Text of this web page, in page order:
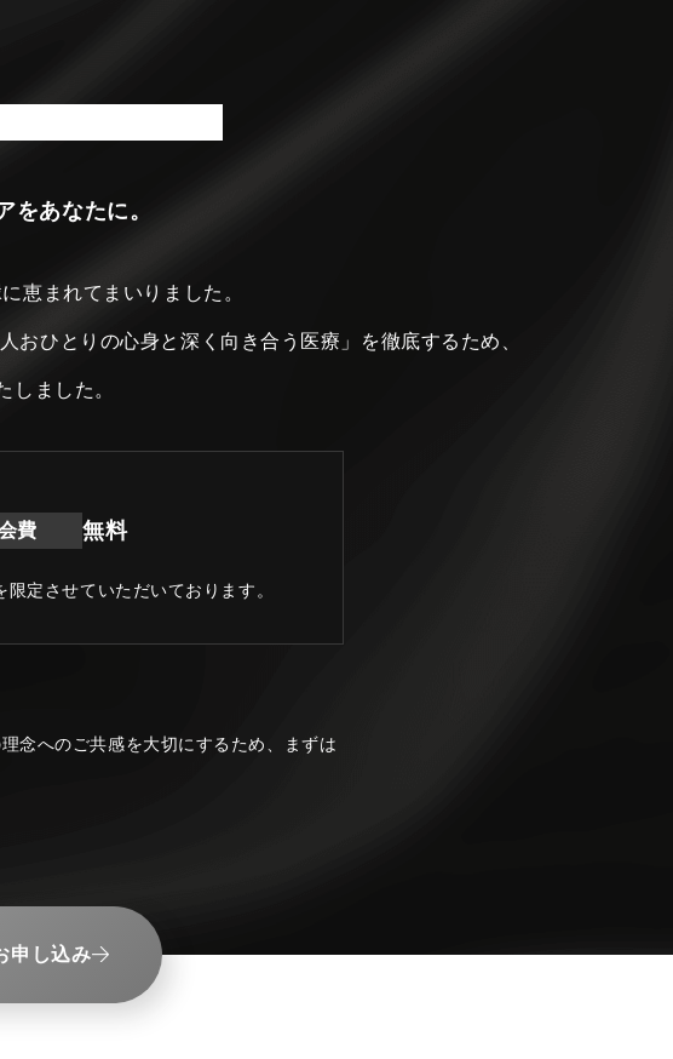
をあなたに。
恵まれてまいりました。
人おひとりの心身と深く向き合う医療」を徹底するため、
しました。
費 無料
限定させていただいております。
念へのご共感を大切にするため、まずは
申し込み